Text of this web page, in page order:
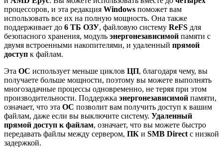
процессоров, и эта редакция Windows поможет вам
использовать все их на полную мощность. Она также
поддерживает до 6 ТБ ОЗУ, файловую систему ReFS для
безопасного хранения, модуль энергонезависимой памяти с
двумя встроенными накопителями, и удаленный прямой
доступ к файлам.
Эта ОС использует меньше циклов ЦП, благодаря чему, вы
получаете больше мощности, поэтому вы можете выполнять
многозадачные процессы одновременно, не теряя при этом
производительности. Поддержка энергонезависимой памяти,
означает, что эта ОС позволит вам получить доступ к вашим
файлам, даже если вы выключите систему. Удаленный
прямой доступ к файлам, означает, что вы можете быстро
передавать файлы между сервером, ПК и SMB Direct с низкой
задержкой.